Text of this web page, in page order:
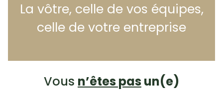
La vôtre, celle de vos équipes,
celle de votre entreprise
Vous n’êtes pas un(e)